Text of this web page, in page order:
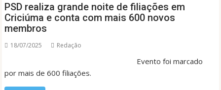
PSD realiza grande noite de filiações em
Criciúma e conta com mais 600 novos
membros
18/07/2025 Redação
Evento foi marcado
por mais de 600 filiações.